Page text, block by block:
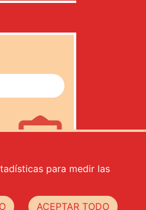
para medir las
ACEPTAR TODO